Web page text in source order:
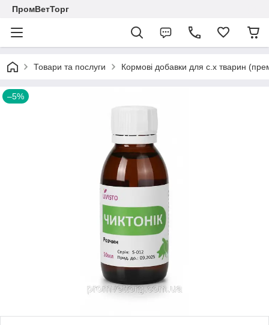
ПромВетТорг
Товари та послуги Кормові добавки для с.х тварин
–5%